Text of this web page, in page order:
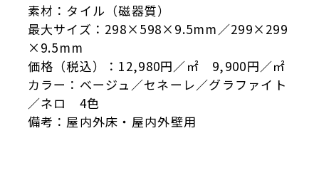
素材：タイル（磁器質）
最大サイズ：298×598×9.5mm／299×299
×9.5mm
価格（税込）：12,980円／㎡ 9,900円／㎡
カラー：ベージュ／セネーレ／グラファイト
／ネロ 4色
備考：屋内外床・屋内外壁用